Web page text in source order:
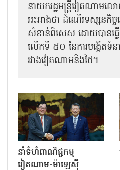
នាយករដ្ឋមន្ត្រីវៀតណាម
អះអាងថា ដំណើរទស្សនកិច្
សំខាន់ពិសេស ដោយបានធ្
លើកទី ៥០ នៃការបង្កើតទំ
រវាងវៀតណាមនិងថៃ។
នាំទំហំពាណិជ្ជកម្ម
វៀតណាម-ម៉ាឡេស៊ី